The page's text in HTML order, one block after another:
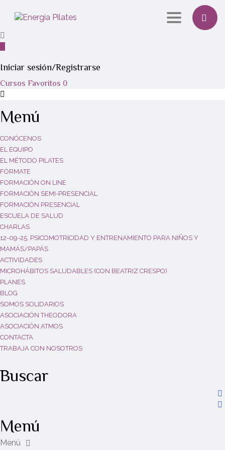
Toggle
Iniciar sesión/Registrarse
Cursos Favoritos 0
Menú
CONÓCENOS
EL EQUIPO
EL MÉTODO PILATES
FÓRMATE
FORMACIÓN ON LINE
FORMACIÓN SEMI-PRESENCIAL
FORMACIÓN PRESENCIAL
ESCUELA DE SALUD
CHARLAS
12-09-25. PSICOMOTRICIDAD Y ENTRENAMIENTO PARA NIÑOS Y
MAMÁS/PAPÁS
ACTIVIDADES
MICROHÁBITOS SALUDABLES (CON BEATRIZ CRESPO)
PLANES
BLOG
SOMOS SOLIDARIOS
ASOCIACIÓN THEODORA
ASOCIACIÓN ATMOS
CONTACTA
TRABAJA CON NOSOTROS
Buscar
Menú